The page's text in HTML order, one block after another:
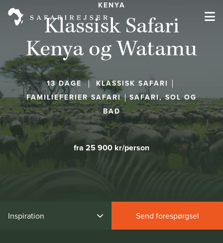
KENYA
Klassisk Safari
Kenya og Watamu
13 DAGE
KLASSISK SAFARI
FAMILIEFERIER SAFARI
SAFARI, SOL OG
BAD
fra 25 900 kr/person
Inspiration Send forespørgsel